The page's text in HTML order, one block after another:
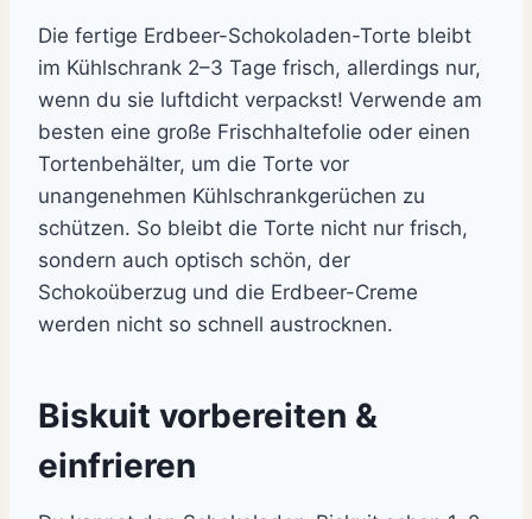
Die fertige Erdbeer-Schokoladen-Torte bleibt
im Kühlschrank 2–3 Tage frisch, allerdings nur,
wenn du sie luftdicht verpackst! Verwende am
besten eine große Frischhaltefolie oder einen
Tortenbehälter, um die Torte vor
unangenehmen Kühlschrankgerüchen zu
schützen. So bleibt die Torte nicht nur frisch,
sondern auch optisch schön, der
Schokoüberzug und die Erdbeer-Creme
werden nicht so schnell austrocknen.
Biskuit vorbereiten &
einfrieren